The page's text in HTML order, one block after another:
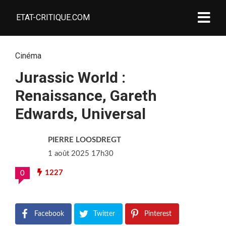
ETAT-CRITIQUE.COM
Cinéma
Jurassic World :
Renaissance, Gareth
Edwards, Universal
PIERRE LOOSDREGT
1 août 2025 17h30
0 1227
Facebook Twitter Pinterest